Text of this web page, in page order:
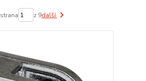
strana z 9další